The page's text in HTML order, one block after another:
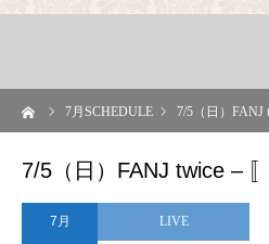
7月SCHEDULE 7/5（日）FANJ
7/5（日）FANJ twice –
7月 LIVE